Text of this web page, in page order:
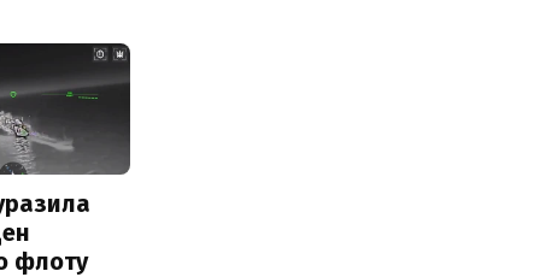
флоту